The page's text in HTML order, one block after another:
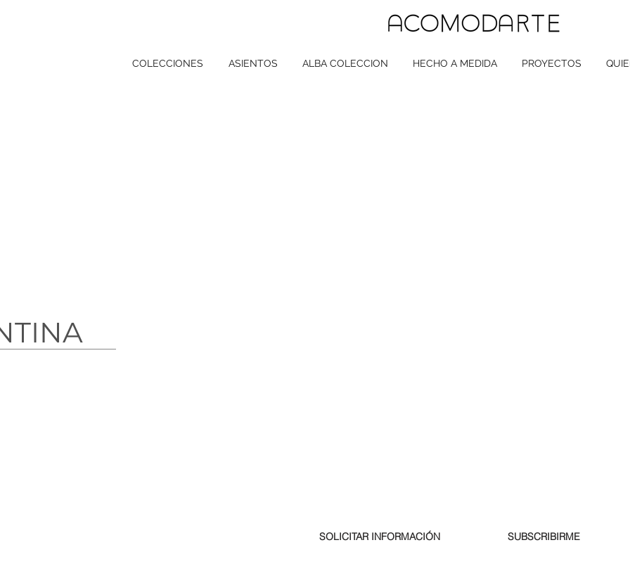
COLECCIONES ASIENTOS ALBA COLECCION HECHO A MEDIDA PROYECTOS
SOLICITAR INFORMACIÓN SUBSCRIBIRME